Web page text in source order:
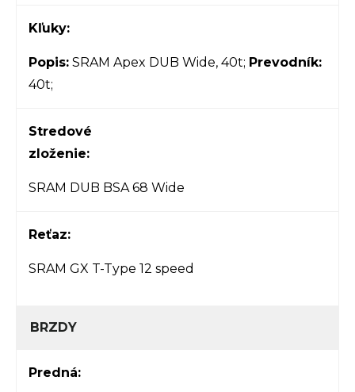
Kľuky:
Popis: SRAM Apex DUB Wide, 40t; Prevodník:
40t;
Stredové
zloženie:
SRAM DUB BSA 68 Wide
Reťaz:
SRAM GX T-Type 12 speed
BRZDY
Predná: